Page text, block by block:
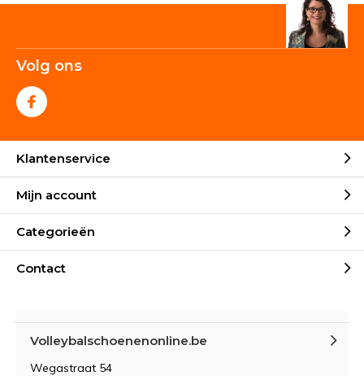
Volg ons
Klantenservice
Mijn account
Categorieën
Contact
Volleybalschoenenonline.be
Wegastraat 54